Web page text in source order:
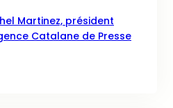
Martinez, président
Catalane de Presse